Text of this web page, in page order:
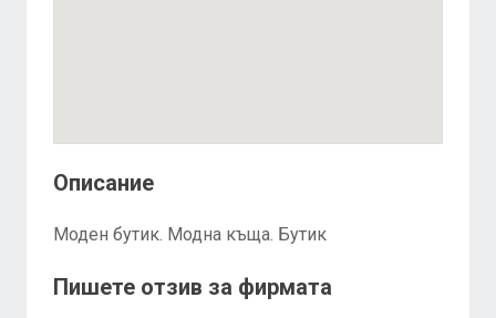
Описание
Моден бутик. Модна къща. Бутик
Пишете отзив за фирмата